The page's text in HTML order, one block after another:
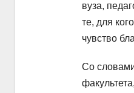
вуза,
те, для
чувство
Со